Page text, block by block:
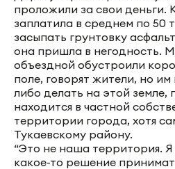
проложили за свои деньги.
заплатила в среднем по 50
засыпать грунтовку
она пришла в негодность.
объездной обустроили
поле, говорят жители, но
либо делать на этой земле,
находится в частной
территории города, хотя
Тукаевскому району.
“Это не наша территория.
какое-то решение